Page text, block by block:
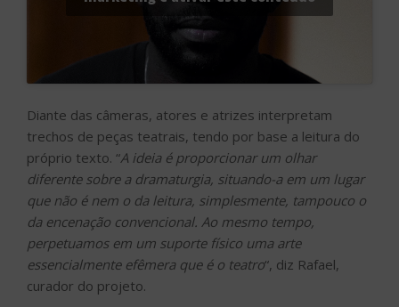
Diante das câmeras, atores e atrizes interpretam
trechos de peças teatrais, tendo por base a leitura do
próprio texto. “A ideia é proporcionar um olhar
diferente sobre a dramaturgia, situando-a em um lugar
que não é nem o da leitura, simplesmente, tampouco o
da encenação convencional. Ao mesmo tempo,
perpetuamos em um suporte físico uma arte
essencialmente efêmera que é o teatro“, diz Rafael,
curador do projeto.